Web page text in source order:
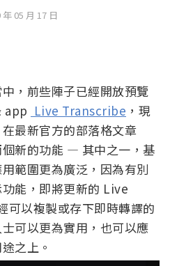
年 05 月 17 日
，前些陣子已經開放預覽
app Live Transcribe ，現
最新官方的部落格文章
新的功能 — 其中之一，基
範圍更為廣泛，因為有別
能，即將更新的 Live
以複製或存下即時轉譯的
可以更為實用，也可以應
之上。